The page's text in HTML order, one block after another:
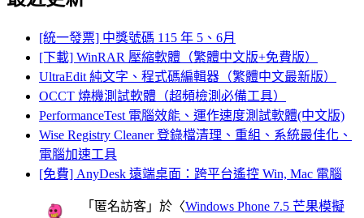
[統一發票] 中獎號碼 115 年 5、6月
[下載] WinRAR 壓縮軟體（繁體中文版+免費版）
UltraEdit 純文字、程式碼編輯器（繁體中文最新版）
OCCT 燒機測試軟體（超頻檢測必備工具）
PerformanceTest 電腦效能、運作速度測試軟體(中文版)
Wise Registry Cleaner 登錄檔清理、重組、系統最佳化、
電腦加速工具
[免費] AnyDesk 遠端桌面：跨平台遙控 Win, Mac 電腦
「 匿名訪客 」於〈Windows Phone 7.5 芒果模擬